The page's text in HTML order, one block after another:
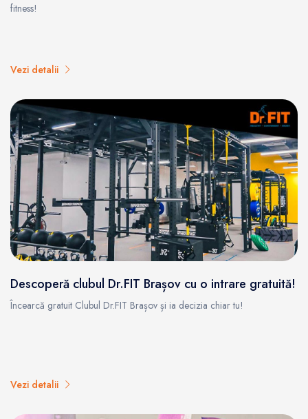
fitness!
Vezi detalii
Descoperă clubul Dr.FIT Brașov cu o intrare gratuită!
Încearcă gratuit Clubul Dr.FIT Brașov și ia decizia chiar tu!
Vezi detalii